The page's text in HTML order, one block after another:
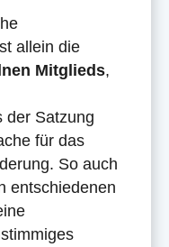
allein die
Mitglieds,
der Satzung
für das
So auch
entschiedenen